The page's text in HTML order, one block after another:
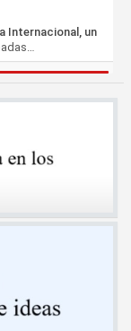
Internacional, un